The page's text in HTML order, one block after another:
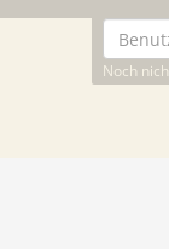
Noch